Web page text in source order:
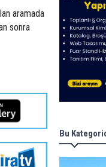
aramada
sonra
Bu